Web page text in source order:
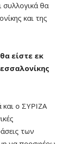
συλλογικά θα
και της
είστε εκ
και ο ΣΥΡΙΖΑ
των